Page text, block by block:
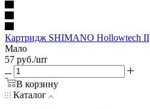
Картридж SHIMANO Hollowtech II
Мало
57 руб./шт
В корзину
Каталог